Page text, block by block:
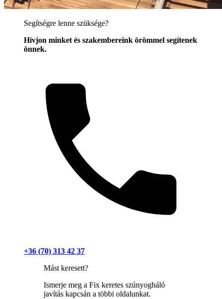
Segítségre lenne szüksége?
Hívjon minket és szakembereink örömmel segítenek
önnek.
+36 (70) 313 42 37
Mást keresett?
Ismerje meg a Fix keretes szúnyogháló
javítás kapcsán a többi oldalunkat.